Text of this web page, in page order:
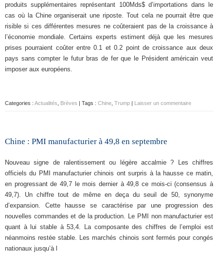
produits supplémentaires représentant 100Mds$ d’importations dans le
cas où la Chine organiserait une riposte. Tout cela ne pourrait être que
risible si ces différentes mesures ne coûteraient pas de la croissance à
l’économie mondiale. Certains experts estiment déjà que les mesures
prises pourraient coûter entre 0.1 et 0.2 point de croissance aux deux
pays sans compter le futur bras de fer que le Président américain veut
imposer aux européens.
Categories : Actualités Brèves | Tags : Chine Trump | Laisser un commentaire
Chine : PMI manufacturier à 49,8 en septembre
Nouveau signe de ralentissement ou légère accalmie ? Les chiffres
officiels du PMI manufacturier chinois ont surpris à la hausse ce matin,
en progressant de 49,7 le mois dernier à 49,8 ce mois-ci (consensus à
49,7). Un chiffre tout de même en deça du seuil de 50, synonyme
d’expansion. Cette hausse se caractérise par une progression des
nouvelles commandes et de la production. Le PMI non manufacturier est
quant à lui stable à 53,4. La composante des chiffres de l’emploi est
néanmoins restée stable. Les marchés chinois sont fermés pour congés
nationaux jusqu’à l